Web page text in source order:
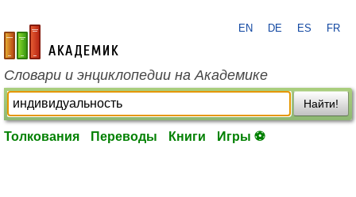
academic.ru
EN DE ES FR
Словари и энциклопедии на Академике
Найти!
Толкования Переводы Книги Игры ⚽